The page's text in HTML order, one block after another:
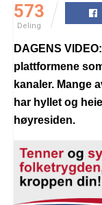
573
Deling
DAGENS
plattformene
kanaler. Mange
har hyllet og
høyresiden.